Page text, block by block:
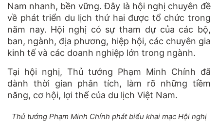
Nam nhanh, bền vững. Đây là hội nghị chuyên đề
về phát triển du lịch thứ hai được tổ chức trong
năm nay. Hội nghị có sự tham dự của các bộ,
ban, ngành, địa phương, hiệp hội, các chuyên gia
kinh tế và các doanh nghiệp lớn trong ngành.
Tại hội nghị, Thủ tướng Phạm Minh Chính đã
dành thời gian phân tích, làm rõ những tiềm
năng, cơ hội, lợi thế của du lịch Việt Nam.
Thủ tướng Phạm Minh Chính phát biểu khai mạc Hội nghị